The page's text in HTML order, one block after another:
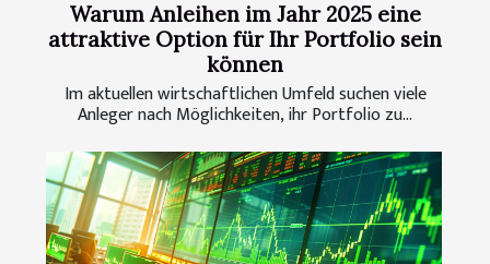
Warum Anleihen im Jahr 2025 eine
attraktive Option für Ihr Portfolio sein
können
Im aktuellen wirtschaftlichen Umfeld suchen viele
Anleger nach Möglichkeiten, ihr Portfolio zu...